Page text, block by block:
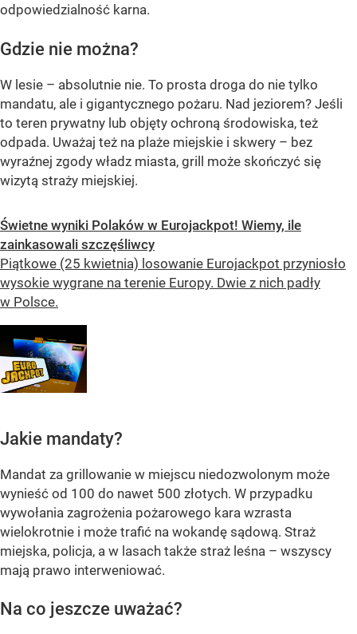
odpowiedzialność karna.
Gdzie nie można?
W lesie – absolutnie nie. To prosta droga do nie tylko
mandatu, ale i gigantycznego pożaru. Nad jeziorem? Jeśli
to teren prywatny lub objęty ochroną środowiska, też
odpada. Uważaj też na plaże miejskie i skwery – bez
wyraźnej zgody władz miasta, grill może skończyć się
wizytą straży miejskiej.
Świetne wyniki Polaków w Eurojackpot! Wiemy, ile
zainkasowali szczęśliwcy
Piątkowe (25 kwietnia) losowanie Eurojackpot przyniosło
wysokie wygrane na terenie Europy. Dwie z nich padły
w Polsce.
Jakie mandaty?
Mandat za grillowanie w miejscu niedozwolonym może
wynieść od 100 do nawet 500 złotych. W przypadku
wywołania zagrożenia pożarowego kara wzrasta
wielokrotnie i może trafić na wokandę sądową. Straż
miejska, policja, a w lasach także straż leśna – wszyscy
mają prawo interweniować.
Na co jeszcze uważać?